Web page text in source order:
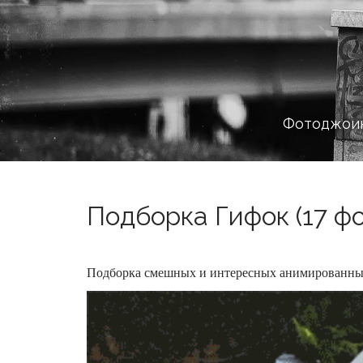
Подборка Гифок (17
Подборка смешных и интересных